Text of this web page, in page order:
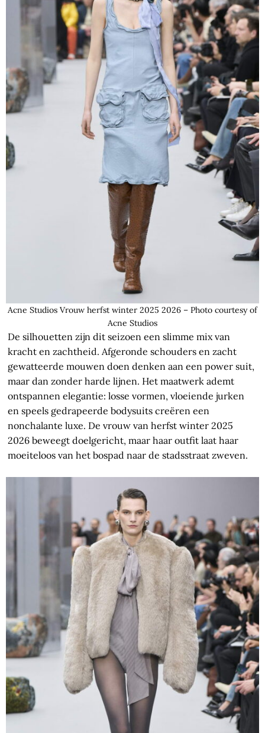
Acne Studios Vrouw herfst winter 2025 2026 – Photo courtesy of
Acne Studios
De silhouetten zijn dit seizoen een slimme mix van
kracht en zachtheid. Afgeronde schouders en zacht
gewatteerde mouwen doen denken aan een power suit,
maar dan zonder harde lijnen. Het maatwerk ademt
ontspannen elegantie: losse vormen, vloeiende jurken
en speels gedrapeerde bodysuits creëren een
nonchalante luxe. De vrouw van herfst winter 2025
2026 beweegt doelgericht, maar haar outfit laat haar
moeiteloos van het bospad naar de stadsstraat zweven.